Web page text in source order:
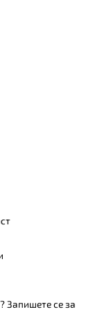
Запишете се за